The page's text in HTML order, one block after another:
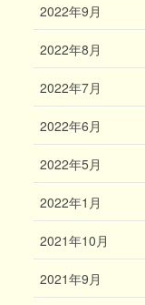
2022年9月
2022年8月
2022年7月
2022年6月
2022年5月
2022年1月
2021年10月
2021年9月